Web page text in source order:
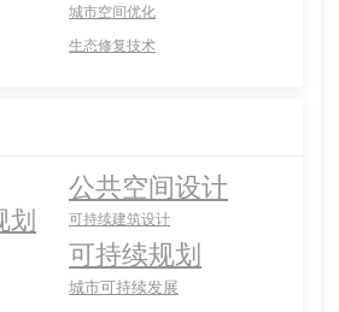
城市空间优化
生态修复技术
公共空间设计
划
可持续建筑设计
可持续规划
城市可持续发展